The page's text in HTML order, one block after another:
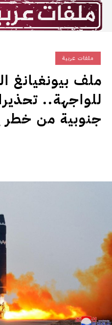
ملفات عربية
ملف بيونغيانغ
للواجهة..
جنوبية من خطر